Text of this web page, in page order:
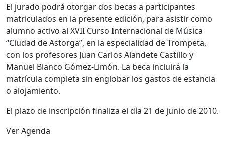
El jurado podrá otorgar dos becas a participantes
matriculados en la presente edición, para asistir como
alumno activo al XVII Curso Internacional de Música
“Ciudad de Astorga”, en la especialidad de Trompeta,
con los profesores Juan Carlos Alandete Castillo y
Manuel Blanco Gómez-Limón. La beca incluirá la
matrícula completa sin englobar los gastos de estancia
o alojamiento.
El plazo de inscripción finaliza el día 21 de junio de 2010.
Ver Agenda